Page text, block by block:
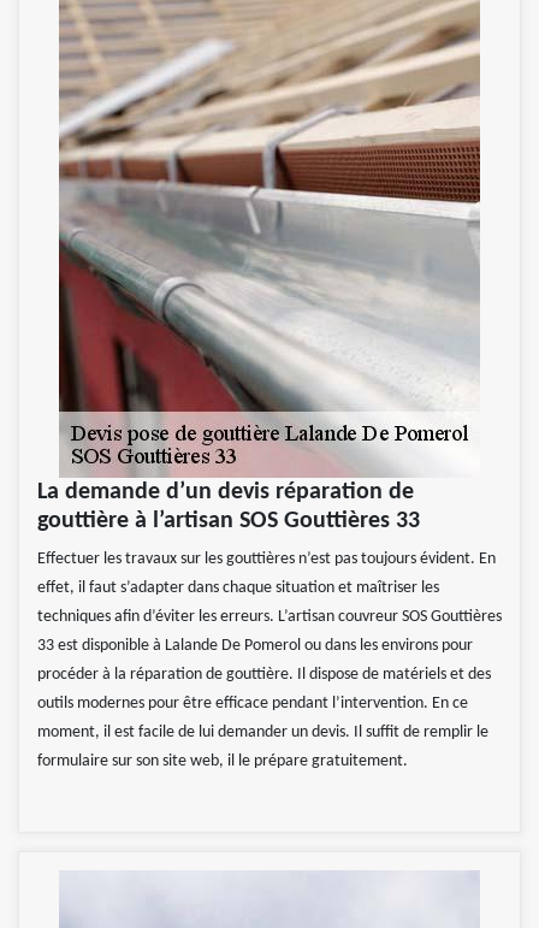
La demande d’un devis réparation de
gouttière à l’artisan SOS Gouttières 33
Effectuer les travaux sur les gouttières n’est pas toujours évident. En
effet, il faut s’adapter dans chaque situation et maîtriser les
techniques afin d’éviter les erreurs. L’artisan couvreur SOS Gouttières
33 est disponible à Lalande De Pomerol ou dans les environs pour
procéder à la réparation de gouttière. Il dispose de matériels et des
outils modernes pour être efficace pendant l’intervention. En ce
moment, il est facile de lui demander un devis. Il suffit de remplir le
formulaire sur son site web, il le prépare gratuitement.